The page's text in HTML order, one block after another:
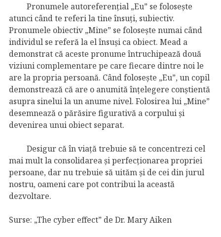
Pronumele autoreferențial „Eu” se folosește
atunci când te referi la tine însuți, subiectiv.
Pronumele obiectiv „Mine” se folosește numai când
individul se referă la el însuși ca obiect. Mead a
demonstrat că aceste pronume întruchipează două
viziuni complementare pe care fiecare dintre noi le
are la propria persoană. Când folosește „Eu”, un copil
demonstrează că are o anumită înțelegere conștientă
asupra sinelui la un anume nivel. Folosirea lui „Mine”
desemnează o părăsire figurativă a corpului și
devenirea unui obiect separat.
Desigur că în viață trebuie să te concentrezi cel
mai mult la consolidarea și perfecționarea propriei
persoane, dar nu trebuie să uităm și de cei din jurul
nostru, oameni care pot contribui la această
dezvoltare.
Surse: „The cyber effect” de Dr. Mary Aiken